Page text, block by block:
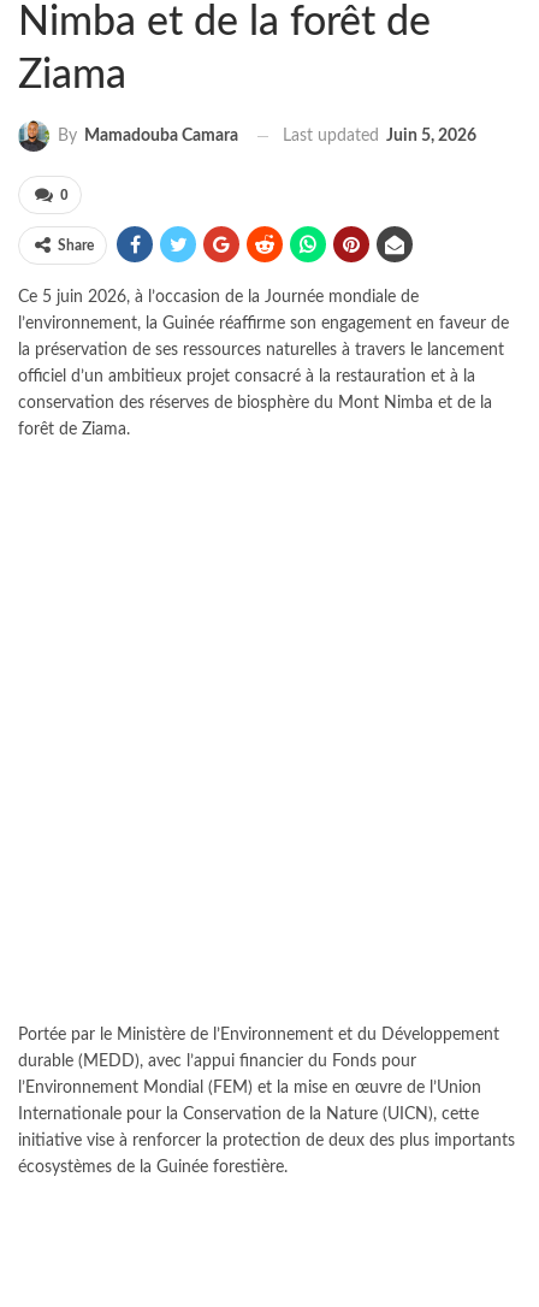
Nimba et de la forêt de
Ziama
By Mamadouba Camara Last updated Juin 5, 2026
0
Share
Ce 5 juin 2026, à l’occasion de la Journée mondiale de
l’environnement, la Guinée réaffirme son engagement en faveur de
la préservation de ses ressources naturelles à travers le lancement
officiel d’un ambitieux projet consacré à la restauration et à la
conservation des réserves de biosphère du Mont Nimba et de la
forêt de Ziama.
Portée par le Ministère de l’Environnement et du Développement
durable (MEDD), avec l’appui financier du Fonds pour
l’Environnement Mondial (FEM) et la mise en œuvre de l’Union
Internationale pour la Conservation de la Nature (UICN), cette
initiative vise à renforcer la protection de deux des plus importants
écosystèmes de la Guinée forestière.